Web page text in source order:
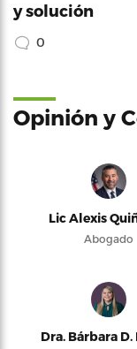
y solución
0
Opinión y
Lic Alexis
Abogado
Dra. Bárbara D.